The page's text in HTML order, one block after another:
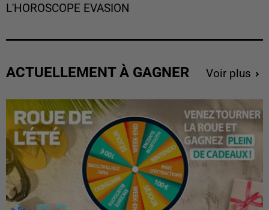
L'HOROSCOPE EVASION
ACTUELLEMENT À GAGNER Voir plus